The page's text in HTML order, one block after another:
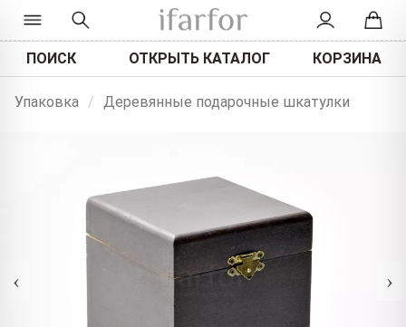
ПОИСК ОТКРЫТЬ КАТАЛОГ КОРЗИНА
Упаковка / Деревянные подарочные шкатулки
‹ ›